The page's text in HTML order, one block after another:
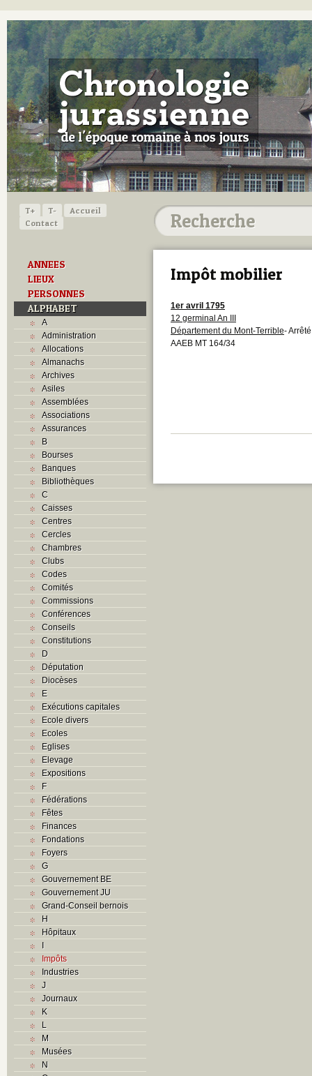
T+ T-
Accueil
Contact
ANNEES
LIEUX
PERSONNES
ALPHABET
A
Administration
Allocations
Almanachs
Archives
Asiles
Assemblées
Associations
Assurances
B
Bourses
Banques
Bibliothèques
C
Caisses
Centres
Cercles
Chambres
Clubs
Codes
Comités
Commissions
Conférences
Conseils
Constitutions
D
Députation
Diocèses
E
Exécutions capitales
Ecole divers
Ecoles
Eglises
Elevage
Expositions
F
Fédérations
Fêtes
Finances
Fondations
Foyers
G
Gouvernement BE
Gouvernement JU
Grand-Conseil bernois
H
Hôpitaux
I
Impôts
Industries
J
Journaux
K
L
M
Musées
N
Impôt mobilier
1er avril 1795
12 germinal An III
Département du Mont-Terrible-
AAEB MT 164/34